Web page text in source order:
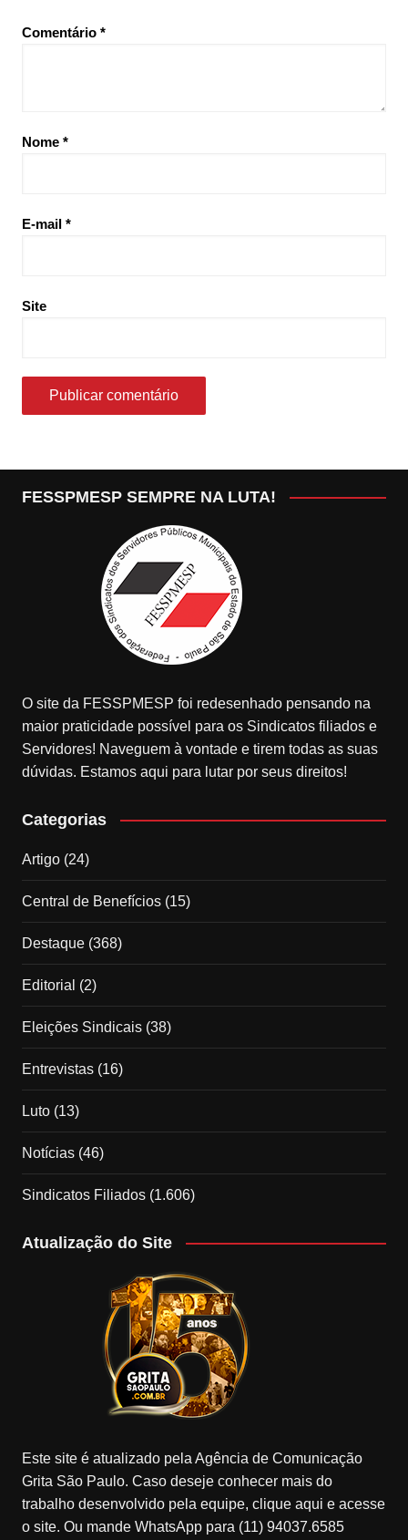
Comentário *
Nome *
E-mail *
Site
FESSPMESP SEMPRE NA LUTA!
O site da FESSPMESP foi redesenhado pensando na
maior praticidade possível para os Sindicatos filiados e
Servidores! Naveguem à vontade e tirem todas as suas
dúvidas. Estamos aqui para lutar por seus direitos!
Categorias
Artigo(24)
Central de Benefícios(15)
Destaque(368)
Editorial (2)
Eleições Sindicais(38)
Entrevistas(16)
Luto(13)
Notícias(46)
Sindicatos Filiados(1.606)
Atualização do Site
Este site é atualizado pela Agência de Comunicação
Grita São Paulo. Caso deseje conhecer mais do
trabalho desenvolvido pela equipe, clique aqui e acesse
o site. Ou mande WhatsApp para (11) 94037.6585